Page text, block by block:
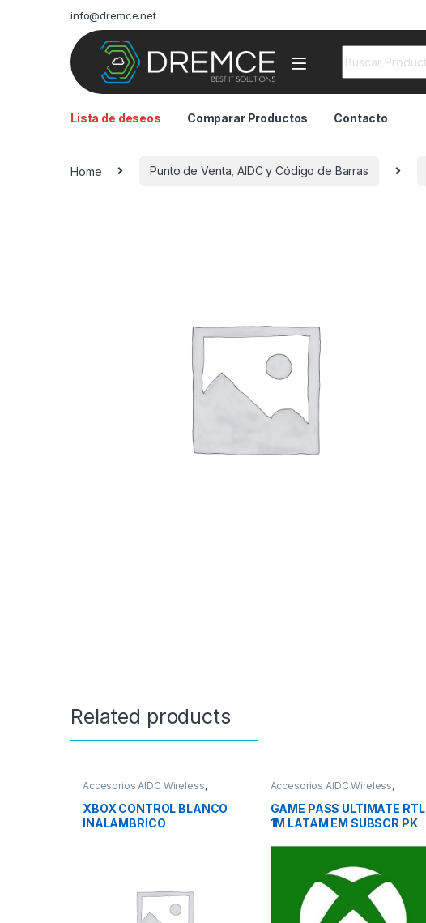
info@dremce.net
Lista de deseos Comparar Productos Contacto
Home Punto de Venta, AIDC y Código de Barras
Related products
Accesorios AIDC Wireless,
XBOX CONTROL BLANCO
INALAMBRICO
Accesorios AIDC Wireless,
GAME PASS ULTIMATE RTL
1M LATAM EM SUBSCR PK